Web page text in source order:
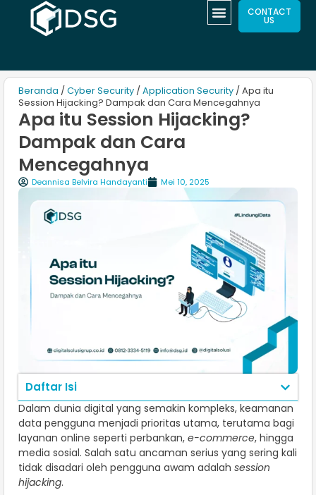
CONTACT
US
Beranda / Cyber Security / Application Security / Apa itu
Session Hijacking? Dampak dan Cara Mencegahnya
Apa itu Session Hijacking?
Dampak dan Cara
Mencegahnya
Deannisa Belvira Handayanti Mei 10, 2025
Daftar Isi
Dalam dunia digital yang semakin kompleks, keamanan
data pengguna menjadi prioritas utama, terutama bagi
layanan online seperti perbankan, e-commerce, hingga
media sosial. Salah satu ancaman serius yang sering kali
tidak disadari oleh pengguna awam adalah session
hijacking.